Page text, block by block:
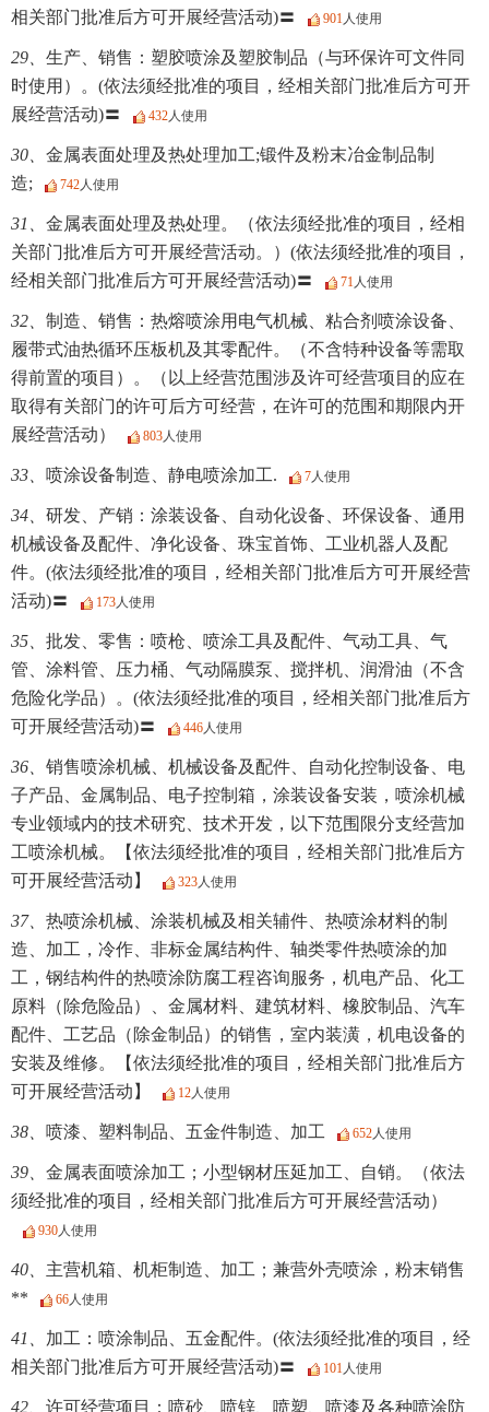
相关部门批准后方可开展经营活动)〓
901人使用
29、 生产、销售：塑胶喷涂及塑胶制品（与环保许可文件同
时使用）。(依法须经批准的项目，经相关部门批准后方可开
展经营活动)〓
432人使用
30、 金属表面处理及热处理加工;锻件及粉末冶金制品制
造;
742人使用
31、 金属表面处理及热处理。（依法须经批准的项目，经相
关部门批准后方可开展经营活动。）(依法须经批准的项目，
经相关部门批准后方可开展经营活动)〓
71人使用
32、 制造、销售：热熔喷涂用电气机械、粘合剂喷涂设备、
履带式油热循环压板机及其零配件。（不含特种设备等需取
得前置的项目）。（以上经营范围涉及许可经营项目的应在
取得有关部门的许可后方可经营，在许可的范围和期限内开
展经营活动）
803人使用
33、 喷涂设备制造、静电喷涂加工. 7人使用
34、 研发、产销：涂装设备、自动化设备、环保设备、通用
机械设备及配件、净化设备、珠宝首饰、工业机器人及配
件。(依法须经批准的项目，经相关部门批准后方可开展经营
活动)〓
173人使用
35、 批发、零售：喷枪、喷涂工具及配件、气动工具、气
管、涂料管、压力桶、气动隔膜泵、搅拌机、润滑油（不含
危险化学品）。(依法须经批准的项目，经相关部门批准后方
可开展经营活动)〓
446人使用
36、 销售喷涂机械、机械设备及配件、自动化控制设备、电
子产品、金属制品、电子控制箱，涂装设备安装，喷涂机械
专业领域内的技术研究、技术开发，以下范围限分支经营加
工喷涂机械。【依法须经批准的项目，经相关部门批准后方
可开展经营活动】
323人使用
37、 热喷涂机械、涂装机械及相关辅件、热喷涂材料的制
造、加工，冷作、非标金属结构件、轴类零件热喷涂的加
工，钢结构件的热喷涂防腐工程咨询服务，机电产品、化工
原料（除危险品）、金属材料、建筑材料、橡胶制品、汽车
配件、工艺品（除金制品）的销售，室内装潢，机电设备的
安装及维修。【依法须经批准的项目，经相关部门批准后方
可开展经营活动】
12人使用
38、 喷漆、塑料制品、五金件制造、加工 652人使用
39、 金属表面喷涂加工；小型钢材压延加工、自销。（依法
须经批准的项目，经相关部门批准后方可开展经营活动）
930人使用
40、 主营机箱、机柜制造、加工；兼营外壳喷涂，粉末销售
**
66人使用
41、 加工：喷涂制品、五金配件。(依法须经批准的项目，经
相关部门批准后方可开展经营活动)〓
101人使用
42、 许可经营项目：喷砂、喷锌、喷塑、喷漆及各种喷涂防